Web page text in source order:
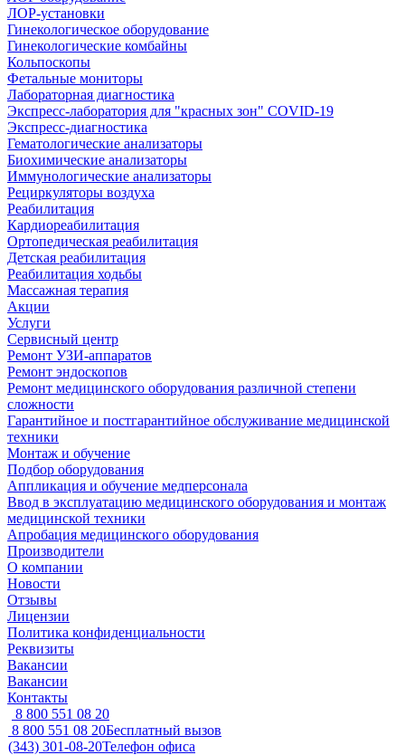
ЛОР-установки
Гинекологическое оборудование
Гинекологические комбайны
Кольпоскопы
Фетальные мониторы
Лабораторная диагностика
Экспресс-лаборатория для "красных зон" COVID-19
Экспресс-диагностика
Гематологические анализаторы
Биохимические анализаторы
Иммунологические анализаторы
Рециркуляторы воздуха
Реабилитация
Кардиореабилитация
Ортопедическая реабилитация
Детская реабилитация
Реабилитация ходьбы
Массажная терапия
Акции
Услуги
Сервисный центр
Ремонт УЗИ-аппаратов
Ремонт эндоскопов
Ремонт медицинского оборудования различной степени
сложности
Гарантийное и постгарантийное обслуживание медицинской
техники
Монтаж и обучение
Подбор оборудования
Аппликация и обучение медперсонала
Ввод в эксплуатацию медицинского оборудования и монтаж
медицинской техники
Апробация медицинского оборудования
Производители
О компании
Новости
Отзывы
Лицензии
Политика конфиденциальности
Реквизиты
Вакансии
Вакансии
Контакты
8 800 551 08 20
8 800 551 08 20Бесплатный вызов
(343) 301-08-20Телефон офиса